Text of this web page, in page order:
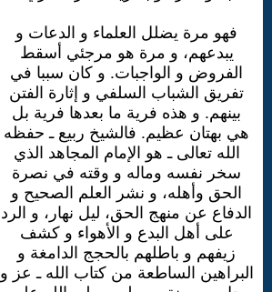
فهو مرة يضلل العلماء و الدعات و
يبدعهم، و مرة هو مرجئي أسقط
الفروض و الواجبات. و كان سببا في
تفريق الشباب السلفي و إثارة الفتن
بينهم. و هذه فرية ما بعدها فرية بل
هي بهتان عظيم. فالشيخ ربيع ـ حفظه
الله تعالى ـ هو الإمام المجاهد الذي
سخر نفسه وماله و وقته في نصرة
الحق وأهله، و نشر العلم الصحيح و
الدفاع عن منهج الحق، ليل نهار، و الرد
على أهل البدع و الأهواء و كشف
زيفهم و باطلهم بالحجج الدامغة و
البراهين الساطعة من كتاب الله ـ عز و